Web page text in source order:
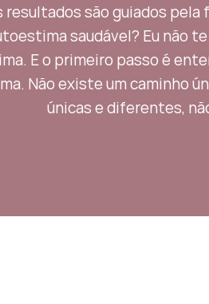
são guiados pela
saudável? Eu não
E o primeiro passo é
Não existe um caminho
únicas e diferentes,